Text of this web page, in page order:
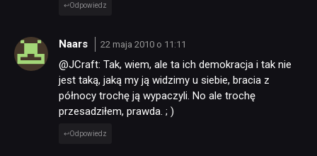
Odpowiedz
Naars 22 maja 2010 o 11:11
@JCraft: Tak, wiem, ale ta ich demokracja i tak nie
jest taką, jaką my ją widzimy u siebie, bracia z
północy trochę ją wypaczyli. No ale trochę
przesadziłem, prawda. ; )
Odpowiedz